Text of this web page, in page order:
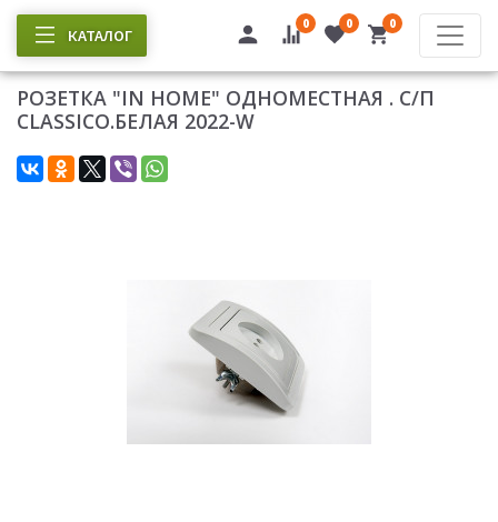
КАТАЛОГ
0 0 0
РОЗЕТКА "IN HOME" ОДНОМЕСТНАЯ . С/П
CLASSICO.БЕЛАЯ 2022-W